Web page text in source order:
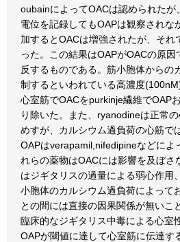
oubainによってOACは認められたが
電位を記録してもOAPは観察されな
加するとOACは増強されたが、それ
った。この結果はOAPがOACの原
反するものである。筋小胞体からの
制するといわれている高濃度
心室筋でOACをpurkinje繊維でOAP
り除いた。また、ryanodineは正常
めすが、カルシウム過負荷の心筋で
OAPはverapamil,nifedipineなどによ
れらの薬物はOACには影響を及ぼさ
はジギタリスの過量による弱心作用
小胞体のカルシウム過負荷によって
との間には直接の因果関係が無いこ
臨床的なジギタリス中毒による心室
OAPが閾値に達して心室筋に伝達す